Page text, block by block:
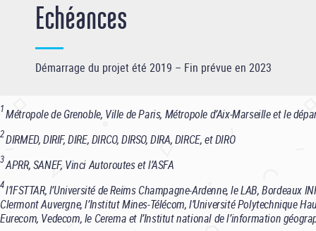
Echéances
Démarrage du projet été 2019 – Fin prévue en 2023
1Métropole de Grenoble, Ville de Paris, Métropole d’Aix-Marseille et le
2DIRMED, DIRIF, DIRE, DIRCO, DIRSO, DIRA, DIRCE, et DIRO
3APRR, SANEF, Vinci Autoroutes et l’ASFA
4l’IFSTTAR, l’Université de Reims Champagne-Ardenne, le LAB, Bordeaux
Clermont Auvergne, l’Institut Mines-Télécom, l’Université Polytechnique
Eurecom, Vedecom, le Cerema et l’Institut national de l’information